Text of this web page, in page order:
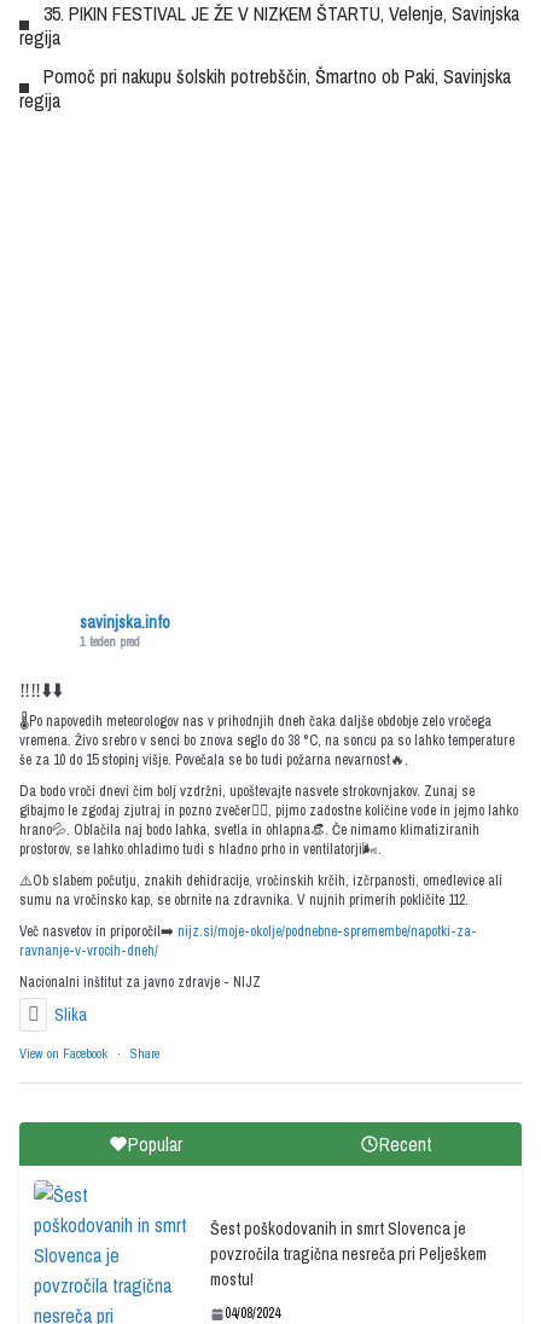
35. PIKIN FESTIVAL JE ŽE V NIZKEM ŠTARTU, Velenje, Savinjska
regija
Pomoč pri nakupu šolskih potrebščin, Šmartno ob Paki, Savinjska
regija
savinjska.info
1 teden pred
‼️‼️⬇️⬇️
🌡️Po napovedih meteorologov nas v prihodnjih dneh čaka daljše obdobje zelo vročega
vremena. Živo srebro v senci bo znova seglo do 38 °C, na soncu pa so lahko temperature
še za 10 do 15 stopinj višje. Povečala se bo tudi požarna nevarnost🔥.
Da bodo vroči dnevi čim bolj vzdržni, upoštevajte nasvete strokovnjakov. Zunaj se
gibajmo le zgodaj zjutraj in pozno zvečer🤸‍♀️, pijmo zadostne količine vode in jejmo lahko
hrano💦. Oblačila naj bodo lahka, svetla in ohlapna👒. Če nimamo klimatiziranih
prostorov, se lahko ohladimo tudi s hladno prho in ventilatorji🌬️.
⚠️Ob slabem počutju, znakih dehidracije, vročinskih krčih, izčrpanosti, omedlevice ali
sumu na vročinsko kap, se obrnite na zdravnika. V nujnih primerih pokličite 112.
Več nasvetov in priporočil➡️nijz.si/moje-okolje/podnebne-spremembe/napotki-za-
ravnanje-v-vrocih-dneh/
Nacionalni inštitut za javno zdravje - NIJZ
Slika
View on Facebook · Share
Popular Recent
Šest poškodovanih in smrt Slovenca je
povzročila tragična nesreča pri Pelješkem
mostu!
04/08/2024